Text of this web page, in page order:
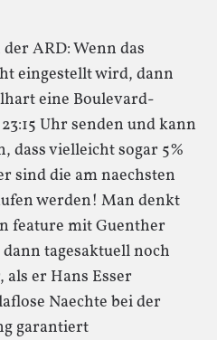
ARD: Wenn das
eingestellt wird, dann
eine Boulevard-
Uhr senden und kann
dass vielleicht sogar 5%
sind die am naechsten
werden! Man denkt
feature mit Guenther
tagesaktuell noch
als er Hans Esser
Naechte bei der
garantiert